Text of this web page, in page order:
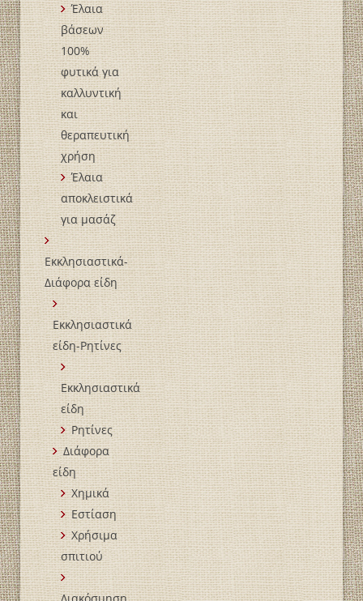
Έλαια
βάσεων
100%
φυτικά για
καλλυντική
και
θεραπευτική
χρήση
Έλαια
αποκλειστικά
για μασάζ
Εκκλησιαστικά-
Διάφορα είδη
Εκκλησιαστικά
είδη-Ρητίνες
Εκκλησιαστικά
είδη
Ρητίνες
Διάφορα
είδη
Χημικά
Εστίαση
Χρήσιμα
σπιτιού